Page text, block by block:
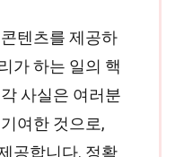
텐츠를 제공하
가 하는 일의 핵
사실은 여러분
여한 것으로,
공합니다. 정확